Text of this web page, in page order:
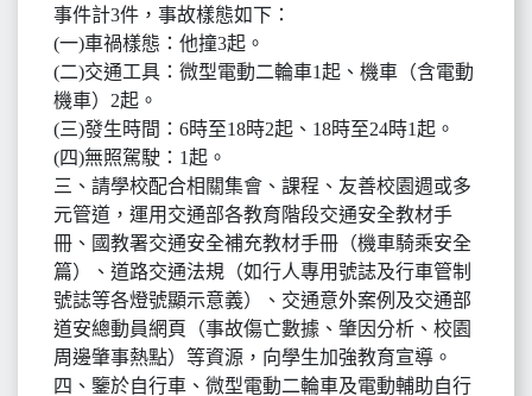
事件計3件，事故樣態如下：
(一)車禍樣態：他撞3起。
(二)交通工具：微型電動二輪車1起、機車（含電動
機車）2起。
(三)發生時間：6時至18時2起、18時至24時1起。
(四)無照駕駛：1起。
三、請學校配合相關集會、課程、友善校園週或多
元管道，運用交通部各教育階段交通安全教材手
冊、國教署交通安全補充教材手冊（機車騎乘安全
篇）、道路交通法規（如行人專用號誌及行車管制
號誌等各燈號顯示意義）、交通意外案例及交通部
道安總動員網頁（事故傷亡數據、肇因分析、校園
周邊肇事熱點）等資源，向學生加強教育宣導。
四、鑒於自行車、微型電動二輪車及電動輔助自行